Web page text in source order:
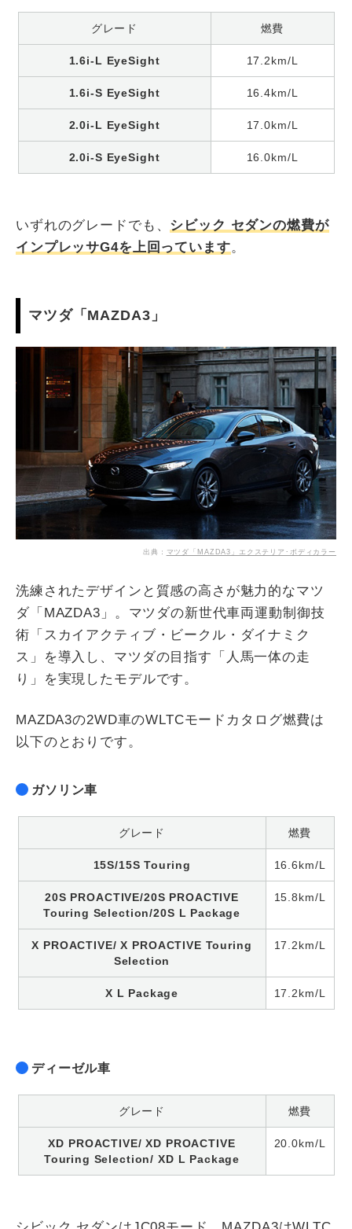
グレード 燃費
1.6i-L EyeSight 17.2km/L
1.6i-S EyeSight 16.4km/L
2.0i-L EyeSight 17.0km/L
2.0i-S EyeSight 16.0km/L
いずれのグレードでも、 シビック セダンの燃費が
インプレッサG4を上回っています。
マツダ「MAZDA3」
出典： マツダ「MAZDA3」エクステリア･ボディカラー
洗練されたデザインと質感の高さが魅力的なマツ
ダ「MAZDA3」。マツダの新世代車両運動制御技
術「スカイアクティブ・ビークル・ダイナミク
ス」を導入し、マツダの目指す「人馬一体の走
り」を実現したモデルです。
MAZDA3の2WD車のWLTCモードカタログ燃費は
以下のとおりです。
ガソリン車
グレード 燃費
15S/15S Touring 16.6km/L
20S PROACTIVE/20S PROACTIVE
Touring Selection/20S L Package
15.8km/L
X PROACTIVE/ X PROACTIVE Touring
Selection
17.2km/L
X L Package 17.2km/L
ディーゼル車
グレード 燃費
XD PROACTIVE/ XD PROACTIVE
Touring Selection/ XD L Package
20.0km/L